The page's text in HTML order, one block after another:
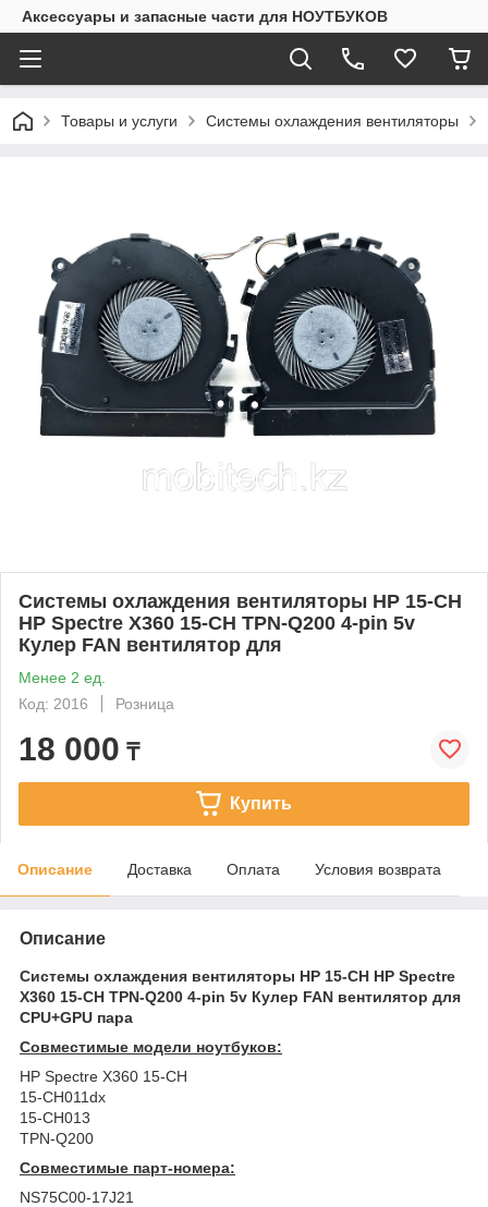
Аксессуары и запасные части для НОУТБУКОВ
Товары и услуги Системы охлаждения вентиляторы
Системы охлаждения вентиляторы HP 15-CH
HP Spectre X360 15-CH TPN-Q200 4-pin 5v
Кулер FAN вентилятор для
Менее 2 ед.
Код: 2016
Розница
18 000 ₸
Купить
Описание Доставка Оплата Условия возврата
Описание
Системы охлаждения вентиляторы HP 15-CH HP Spectre
X360 15-CH TPN-Q200 4-pin 5v Кулер FAN вентилятор для
CPU+GPU пара
Совместимые модели ноутбуков:
HP Spectre X360 15-CH
15-CH011dx
15-CH013
TPN-Q200
Совместимые парт-номера:
NS75C00-17J21